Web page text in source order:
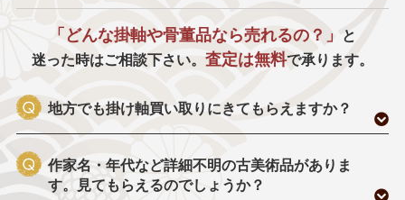
「どんな掛軸や骨董品なら売れるの？」
と
迷った時はご相談下さい。 査定は無料で承ります。
地方でも掛け軸買い取りにきてもらえますか？
作家名・年代など詳細不明の古美術品がありま
す。見てもらえるのでしょうか？